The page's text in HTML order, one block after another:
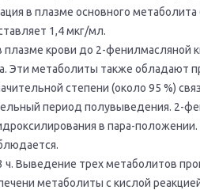
в плазме основного
1,4 мкг/мл.
плазме крови до 2-фенилмaсляной
Эти метaболиты тaкже обладают
степени (около 95 %)
период полувыведения. 2-
в пара-
Выведение трех метaболитов
метаболиты с кислой